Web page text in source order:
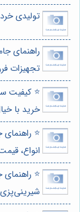
تولیدی
راهنمای
تجهیزات
⭐️ کیفیت
خرید با
⭐️
انواع،
⭐️